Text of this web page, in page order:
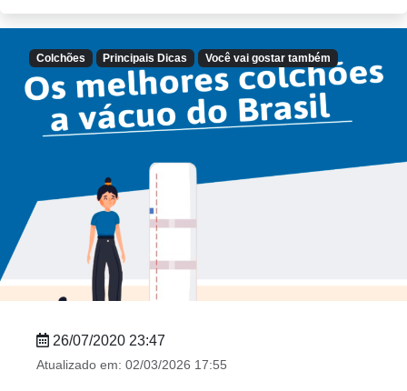
Colchões Principais Dicas Você vai gostar também
26/07/2020 23:47
Atualizado em: 02/03/2026 17:55